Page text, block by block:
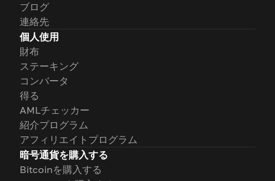
ブログ
連絡先
個人使用
財布
ステーキング
コンバータ
得る
AMLチェッカー
紹介プログラム
アフィリエイトプログラム
暗号通貨を購入する
Bitcoinを購入する